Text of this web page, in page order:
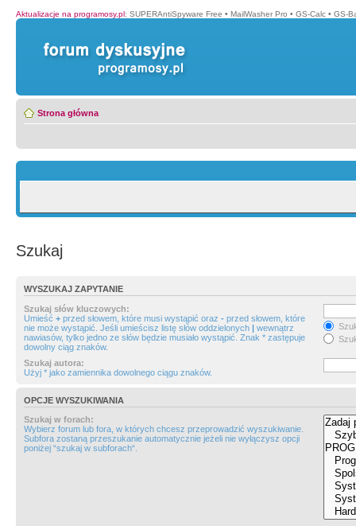
Aktualizacje na programosy.pl: SUPERAntiSpyware Free • MailWasher Pro • GS-Calc • GS-
Strona główna
Szukaj
WYSZUKAJ ZAPYTANIE
Szukaj słów kluczowych:
Umieść + przed słowem, które musi wystąpić oraz - przed słowem, które
nie może wystąpić. Jeśli umieścisz listę słów oddzielonych | wewnątrz
nawiasów, tylko jedno ze słów będzie musiało wystąpić. Znak * zastępuje
dowolny ciąg znaków.
Szukaj autora:
Użyj * jako zamiennika dowolnego ciągu znaków.
OPCJE WYSZUKIWANIA
Szukaj w forach:
Wybierz forum lub fora, w których chcesz przeprowadzić wyszukiwanie.
Subfora zostaną przeszukanie automatycznie jeżeli nie wyłączysz opcji
poniżej “szukaj w subforach“.